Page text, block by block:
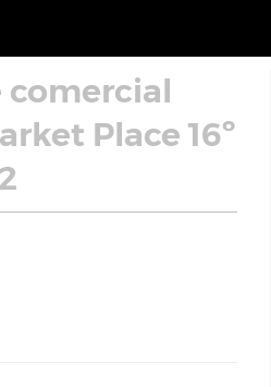
comercial
Place 16º